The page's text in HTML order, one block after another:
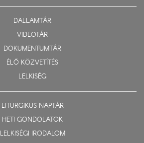
DALLAMTÁR
VIDEOTÁR
DOKUMENTUMTÁR
ÉLŐ KÖZVETÍTÉS
LELKISÉG
LITURGIKUS NAPTÁR
HETI GONDOLATOK
LELKISÉGI IRODALOM